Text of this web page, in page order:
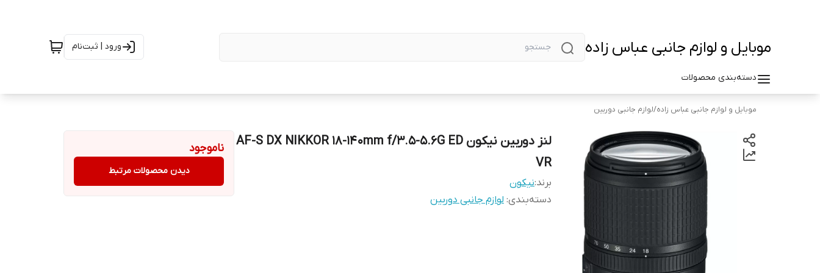
موبایل و لوازم جانبی عباس زاده ورود | ثبت‌نام
دسته‌بندی محصولات
موبایل و لوازم جانبی عباس زاده/لوازم جانبی دوربین
لنز دوربین نیکون AF-S DX NIKKOR 18-140mm f/3.5-5.6G ED
VR
برند:نیکون
دسته‌بندی: لوازم جانبی دوربین
ناموجود
دیدن محصولات مرتبط